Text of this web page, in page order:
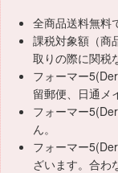
全商品送料無料
課税対象額（商
取りの際に関税
フォーマー
留郵便、日通メ
フォーマー
ん。
フォーマー
ざいます。合わ